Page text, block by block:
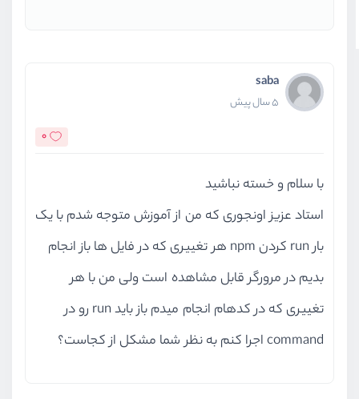
saba
5 سال پیش
0
با سلام و خسته نباشید
استاد عزیز اونجوری که من از آموزش متوجه شدم با یک
بار run کردن npm هر تغییری که در فایل ها باز انجام
بدیم در مرورگر قابل مشاهده است ولی من با هر
تغییری که در کدهام انجام میدم باز باید run رو در
command اجرا کنم به نظر شما مشکل از کجاست؟